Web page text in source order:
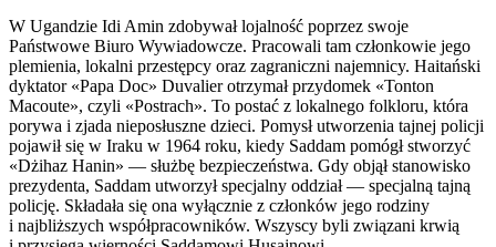
W Ugandzie Idi Amin zdobywał lojalność poprzez swoje
Państwowe Biuro Wywiadowcze. Pracowali tam członkowie jego
plemienia, lokalni przestępcy oraz zagraniczni najemnicy. Haitański
dyktator «Papa Doc» Duvalier otrzymał przydomek «Tonton
Macoute», czyli «Postrach». To postać z lokalnego folkloru, która
porywa i zjada nieposłuszne dzieci. Pomysł utworzenia tajnej policji
pojawił się w Iraku w 1964 roku, kiedy Saddam pomógł stworzyć
«Dżihaz Hanin» — służbę bezpieczeństwa. Gdy objął stanowisko
prezydenta, Saddam utworzył specjalny oddział — specjalną tajną
policję. Składała się ona wyłącznie z członków jego rodziny
i najbliższych współpracowników. Wszyscy byli związani krwią